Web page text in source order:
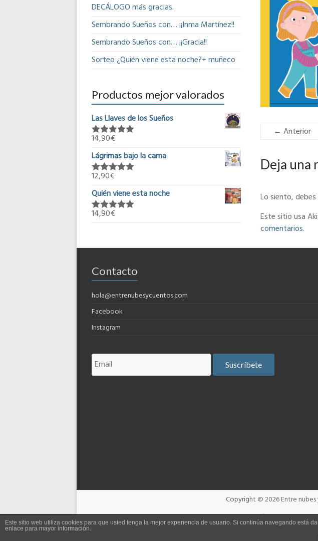
← Anterior
Deja una
Lo siento,
Este sitio usa
comentarios.
DECÁLOGO más gracias.
Sembrando Sueños con… ¡¡Inma Martínez!!
Sembrando Sueños con… ¡¡Gracia!!
Sorteo ¿Quién viene esta noche?+ muñeco
Productos mejor valorados
Las Llaves de los Sueños
Valorado en
14,90€
Lágrimas bajo la cama
Valorado en
12,90€
Quién viene esta noche
Valorado en
14,90€
Contacto
hola@entrenubesycuentos.com
Facebook
Instagram
Copyright © 2026Entre
Términos y
Este sitio web utiliza cookies para que usted tenga la mejor experiencia de usuario. Si continúa navegando está
enlace para mayor información.